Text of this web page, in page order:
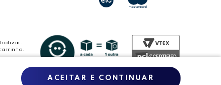
ACEITAR E CONTINUAR